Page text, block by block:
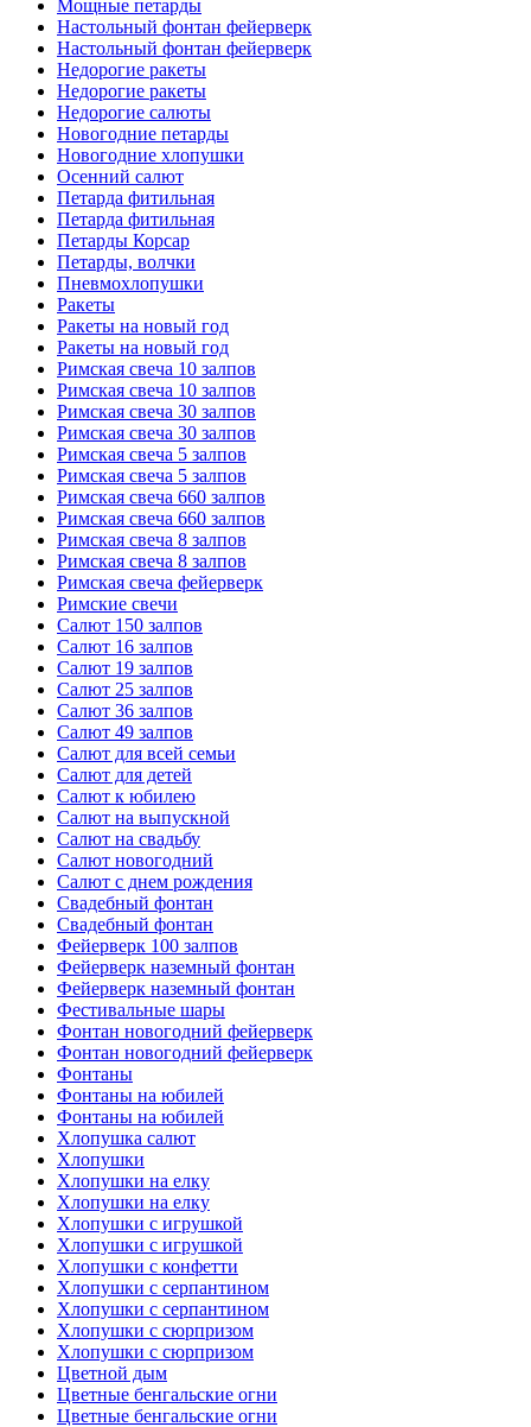
Мощные петарды
Настольный фонтан фейерверк
Настольный фонтан фейерверк
Недорогие ракеты
Недорогие ракеты
Недорогие салюты
Новогодние петарды
Новогодние хлопушки
Осенний салют
Петарда фитильная
Петарда фитильная
Петарды Корсар
Петарды, волчки
Пневмохлопушки
Ракеты
Ракеты на новый год
Ракеты на новый год
Римская свеча 10 залпов
Римская свеча 10 залпов
Римская свеча 30 залпов
Римская свеча 30 залпов
Римская свеча 5 залпов
Римская свеча 5 залпов
Римская свеча 660 залпов
Римская свеча 660 залпов
Римская свеча 8 залпов
Римская свеча 8 залпов
Римская свеча фейерверк
Римские свечи
Салют 150 залпов
Салют 16 залпов
Салют 19 залпов
Салют 25 залпов
Салют 36 залпов
Салют 49 залпов
Салют для всей семьи
Салют для детей
Салют к юбилею
Салют на выпускной
Салют на свадьбу
Салют новогодний
Салют с днем рождения
Свадебный фонтан
Свадебный фонтан
Фейерверк 100 залпов
Фейерверк наземный фонтан
Фейерверк наземный фонтан
Фестивальные шары
Фонтан новогодний фейерверк
Фонтан новогодний фейерверк
Фонтаны
Фонтаны на юбилей
Фонтаны на юбилей
Хлопушка салют
Хлопушки
Хлопушки на елку
Хлопушки на елку
Хлопушки с игрушкой
Хлопушки с игрушкой
Хлопушки с конфетти
Хлопушки с серпантином
Хлопушки с серпантином
Хлопушки с сюрпризом
Хлопушки с сюрпризом
Цветной дым
Цветные бенгальские огни
Цветные бенгальские огни